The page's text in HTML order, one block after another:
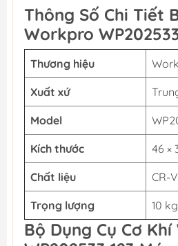
Thông Số Chi Tiết
Workpro
Thương hiệu
Xuất xứ
Model
Kích thước 46 ×
Chất liệu CR-
Trọng lượng 10 kg
Bộ Dụng Cụ Cơ